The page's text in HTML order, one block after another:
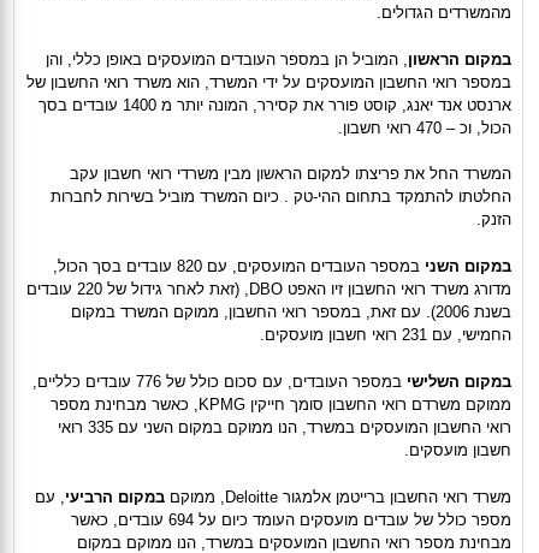
מהמשרדים הגדולים.
במקום הראשון , המוביל הן במספר העובדים המועסקים באופן כללי, והן
במספר רואי החשבון המועסקים על ידי המשרד, הוא משרד רואי החשבון של
ארנסט אנד יאנג, קוסט פורר את קסירר, המונה יותר מ 1400 עובדים בסך
הכול, וכ – 470 רואי חשבון.
המשרד החל את פריצתו למקום הראשון מבין משרדי רואי חשבון עקב
החלטתו להתמקד בתחום ההי-טק . כיום המשרד מוביל בשירות לחברות
הזנק.
במקום השני
במספר העובדים המועסקים, עם 820 עובדים בסך הכול,
מדורג משרד רואי החשבון זיו האפטDBO
, (זאת לאחר גידול של 220 עובדים
בשנת 2006). עם זאת, במספר רואי החשבון, ממוקם המשרד במקום
החמישי, עם 231 רואי חשבון מועסקים.
במקום השלישי
במספר העובדים, עם סכום כולל של 776 עובדים כלליים,
ממוקם משרדם רואי החשבון סומך חייקיןKPMG
, כאשר מבחינת מספר
רואי החשבון המועסקים במשרד, הנו ממוקם במקום השני עם 335 רואי
חשבון מועסקים.
משרד רואי החשבון ברייטמן אלמגורDeloitte , ממוקםבמקום הרביעי , עם
מספר כולל של עובדים מועסקים העומד כיום על 694 עובדים, כאשר
מבחינת מספר רואי החשבון המועסקים במשרד, הנו ממוקם במקום